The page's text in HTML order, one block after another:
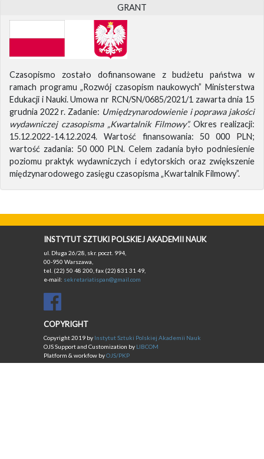
GRANT
Czasopismo zostało dofinansowane z budżetu państwa w
ramach programu „Rozwój czasopism naukowych” Ministerstwa
Edukacji i Nauki. Umowa nr RCN/SN/0685/2021/1 zawarta dnia 15
grudnia 2022 r. Zadanie: Umiędzynarodowienie i poprawa jakości
wydawniczej czasopisma „Kwartalnik Filmowy”.Okres realizacji:
15.12.2022-14.12.2024. Wartość finansowania: 50 000 PLN;
wartość zadania: 50 000 PLN. Celem zadania było podniesienie
poziomu praktyk wydawniczych i edytorskich oraz zwiększenie
międzynarodowego zasięgu czasopisma „Kwartalnik Filmowy”.
INSTYTUT SZTUKI POLSKIEJ AKADEMII NAUK
ul. Długa 26/28, skr. poczt. 994,
00-950 Warszawa,
tel. (22) 50 48 200, fax (22) 831 31 49,
e-mail: sekretariatispan@gmail.com
COPYRIGHT
Copyright 2019 by Instytut Sztuki Polskiej Akademii Nauk
OJS Support and Customization by LIBCOM
Platform & workfow byOJS/PKP